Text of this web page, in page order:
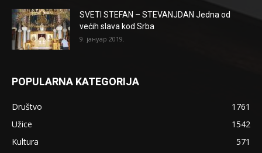
SVETI STEFAN – STEVANJDAN Jedna od
većih slava kod Srba
9. јануар 2019.
POPULARNA KATEGORIJA
Društvo
1761
Užice
1542
Kultura
571